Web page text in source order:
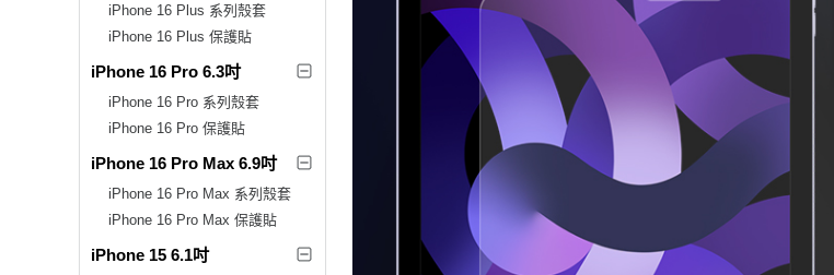
iPhone 16 Plus 系列殼套
iPhone 16 Plus 保護貼
iPhone 16 Pro 6.3吋
iPhone 16 Pro 系列殼套
iPhone 16 Pro 保護貼
iPhone 16 Pro Max 6.9吋
iPhone 16 Pro Max 系列殼套
iPhone 16 Pro Max 保護貼
iPhone 15 6.1吋